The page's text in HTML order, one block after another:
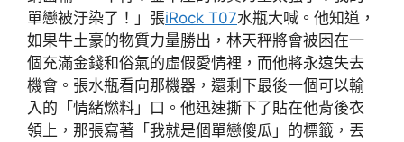
單戀被汙染了！」張iRock T07水瓶大喊。他知道，
如果牛土豪的物質力量勝出，林天秤將會被困在一
個充滿金錢和俗氣的虛假愛情裡，而他將永遠失去
機會。張水瓶看向那機器，還剩下最後一個可以輸
入的「情緒燃料」口。他迅速撕下了貼在他背後衣
領上，那張寫著「我就是個單戀傻瓜」的標籤，丟